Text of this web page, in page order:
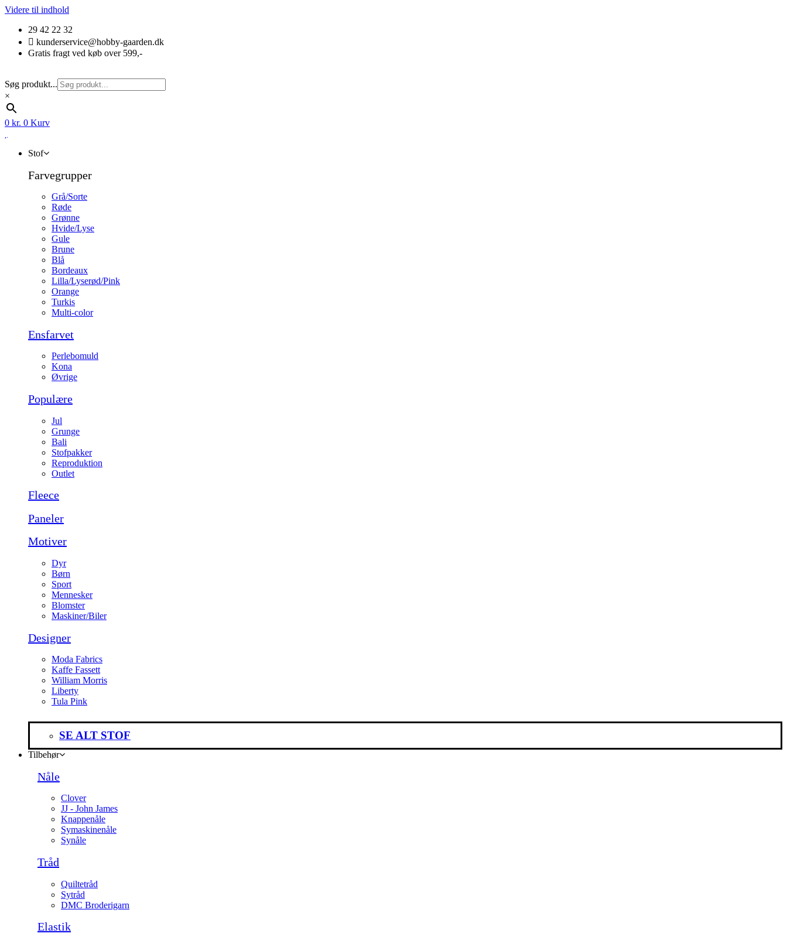
Videre til indhold
29 42 22 32
kunderservice@hobby-gaarden.dk
Gratis fragt ved køb over 599,-
Søg produkt...
×
0 kr. 0 Kurv
Stof
Farvegrupper
Grå/Sorte
Røde
Grønne
Hvide/Lyse
Gule
Brune
Blå
Bordeaux
Lilla/Lyserød/Pink
Orange
Turkis
Multi-color
Ensfarvet
Perlebomuld
Kona
Øvrige
Populære
Jul
Grunge
Bali
Stofpakker
Reproduktion
Outlet
Fleece
Paneler
Motiver
Dyr
Børn
Sport
Mennesker
Blomster
Maskiner/Biler
Designer
Moda Fabrics
Kaffe Fassett
William Morris
Liberty
Tula Pink
SE ALT STOF
Tilbehør
Nåle
Clover
JJ - John James
Knappenåle
Symaskinenåle
Synåle
Tråd
Quiltetråd
Sytråd
DMC Broderigarn
Elastik